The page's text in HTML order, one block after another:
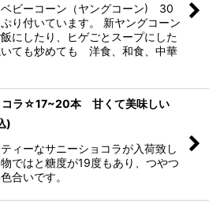
ビーコーン（ヤングコーン) 30
り付いています。 新ヤングコーン
にしたり、ヒゲごとスープにした
いても炒めても 洋食、和食、中華
ラ☆17~20本 甘くて美味しい
)
ィーなサニーショコラが入荷致し
ではと糖度が19度もあり、つやつ
合いです。